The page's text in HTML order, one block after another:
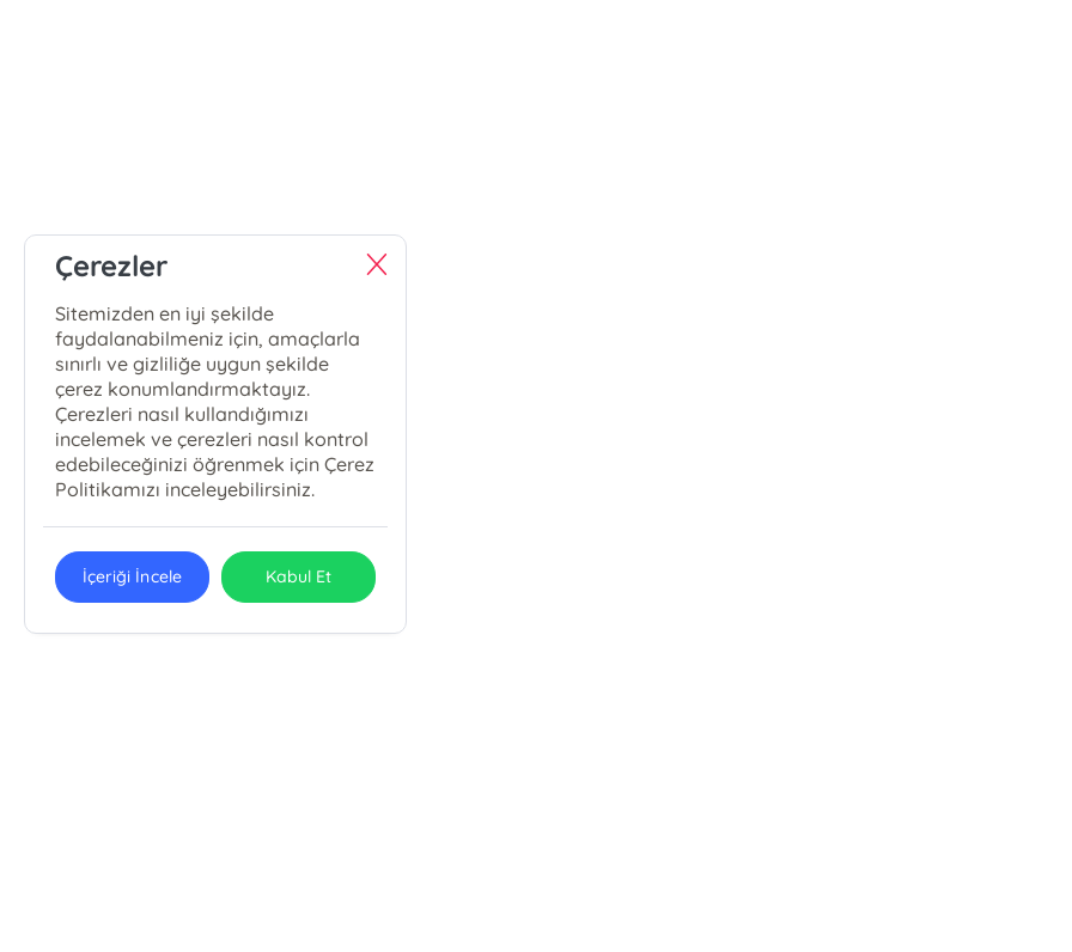
Çerezler
Sitemizden en iyi şekilde
faydalanabilmeniz için, amaçlarla
sınırlı ve gizliliğe uygun şekilde
çerez konumlandırmaktayız.
Çerezleri nasıl kullandığımızı
incelemek ve çerezleri nasıl kontrol
edebileceğinizi öğrenmek için Çerez
Politikamızı inceleyebilirsiniz.
İçeriği İncele Kabul Et